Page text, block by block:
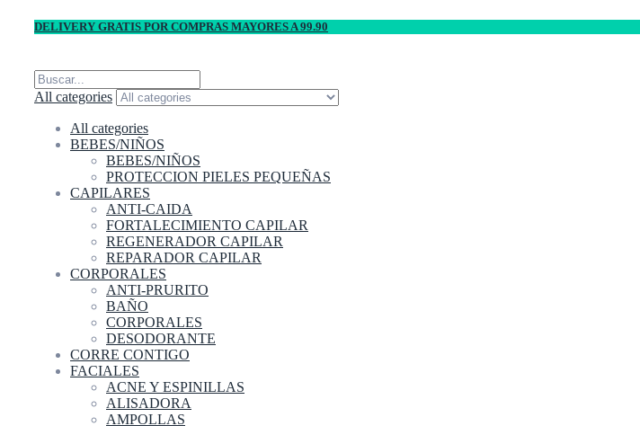
DELIVERY GRATIS POR COMPRAS MAYORES A 99.90
All categories
All categories
BEBES/NIÑOS
BEBES/NIÑOS
PROTECCION PIELES PEQUEÑAS
CAPILARES
ANTI-CAIDA
FORTALECIMIENTO CAPILAR
REGENERADOR CAPILAR
REPARADOR CAPILAR
CORPORALES
ANTI-PRURITO
BAÑO
CORPORALES
DESODORANTE
CORRE CONTIGO
FACIALES
ACNE Y ESPINILLAS
ALISADORA
AMPOLLAS